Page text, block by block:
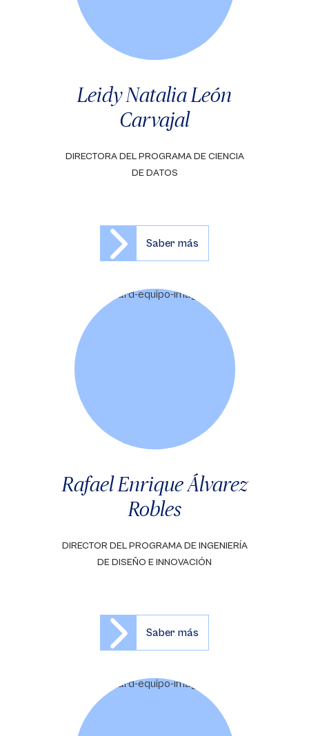
Leidy Natalia León
Carvajal
DIRECTORA DEL PROGRAMA DE CIENCIA
DE DATOS
Saber más
Rafael Enrique Álvarez
Robles
DIRECTOR DEL PROGRAMA DE INGENIERÍA
DE DISEÑO E INNOVACIÓN
Saber más